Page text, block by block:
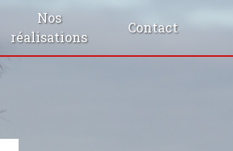
Nos
réalisations
Contact